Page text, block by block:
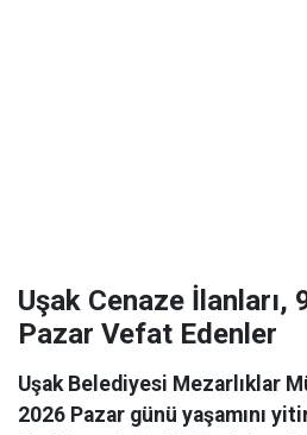
Uşak Cenaze
Pazar Vefat Edenler
Uşak Belediyesi Mezarlıklar
2026 Pazar günü yaşamını